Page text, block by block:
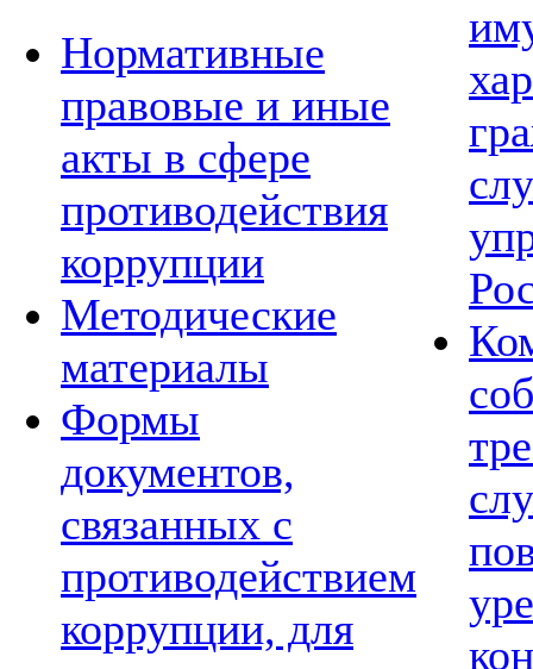
Нормативные
правовые и иные
акты в сфере
противодействия
коррупции
Методические
материалы
Формы
документов,
связанных с
противодействием
коррупции, для